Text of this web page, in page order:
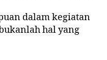
dalam kegiatan
hal yang